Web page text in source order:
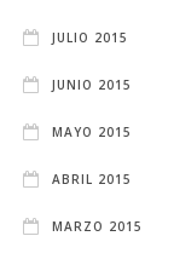
JULIO 2015
JUNIO 2015
MAYO 2015
ABRIL 2015
MARZO 2015